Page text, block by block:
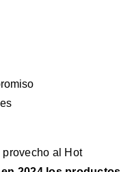
al Hot